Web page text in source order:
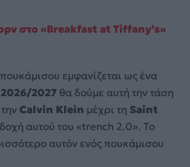
στο «Breakfast at Tiffany’s»
εμφανίζεται ως ένα
2027 θα δούμε αυτή την τάση
Calvin Klein μέχρι τη Saint
αυτού του «trench 2.0». Το
αυτόν ενός πουκάμισου